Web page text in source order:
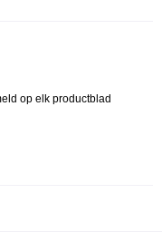
op elk productblad